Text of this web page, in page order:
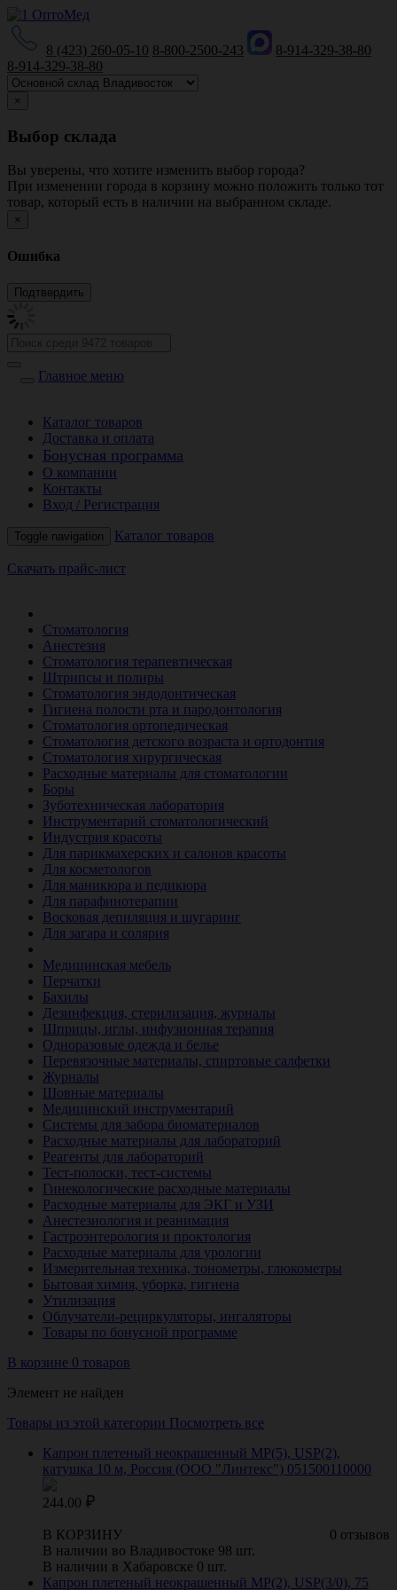
8 (423) 260-05-10 8-800-2500-243
8-914-329-38-80
8-914-329-38-80
×
Выбор склада
Вы уверены, что хотите изменить выбор города?
При изменении города в корзину можно положить только тот
товар, который есть в наличии на выбранном складе.
×
Ошибка
Главное меню
Каталог товаров
Доставка и оплата
Бонусная программа
О компании
Контакты
Вход / Регистрация
Toggle navigation Каталог товаров
Скачать прайс-лист
Стоматология
Анестезия
Стоматология терапевтическая
Штрипсы и полиры
Стоматология эндодонтическая
Гигиена полости рта и пародонтология
Стоматология ортопедическая
Стоматология детского возраста и ортодонтия
Стоматология хирургическая
Расходные материалы для стоматологии
Боры
Зуботехническая лаборатория
Инструментарий стоматологический
Индустрия красоты
Для парикмахерских и салонов красоты
Для косметологов
Для маникюра и педикюра
Для парафинотерапии
Восковая депиляция и шугаринг
Для загара и солярия
Медицинская мебель
Перчатки
Бахилы
Дезинфекция, стерилизация, журналы
Шприцы, иглы, инфузионная терапия
Одноразовые одежда и белье
Перевязочные материалы, спиртовые салфетки
Журналы
Шовные материалы
Медицинский инструментарий
Системы для забора биоматериалов
Расходные материалы для лабораторий
Реагенты для лабораторий
Тест-полоски, тест-системы
Гинекологические расходные материалы
Расходные материалы для ЭКГ и УЗИ
Анестезиология и реанимация
Гастроэнтерология и проктология
Расходные материалы для урологии
Измерительная техника, тонометры, глюкометры
Бытовая химия, уборка, гигиена
Утилизация
Облучатели-рециркуляторы, ингаляторы
Товары по бонусной программе
В корзине 0 товаров
Элемент не найден
Товары из этой категории Посмотреть все
Капрон плетеный неокрашенный МР(5), USP(2),
катушка 10 м, Россия (ООО "Линтекс") 051500110000
244.00
0 отзывов
В КОРЗИНУ
В наличии во Владивостоке 98 шт.
В наличии в Хабаровске 0 шт.
Капрон плетеный неокрашенный МР(2), USP(3/0), 75